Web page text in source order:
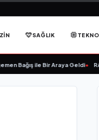
SAĞLIK
Bağış ile Bir Araya Geldi•